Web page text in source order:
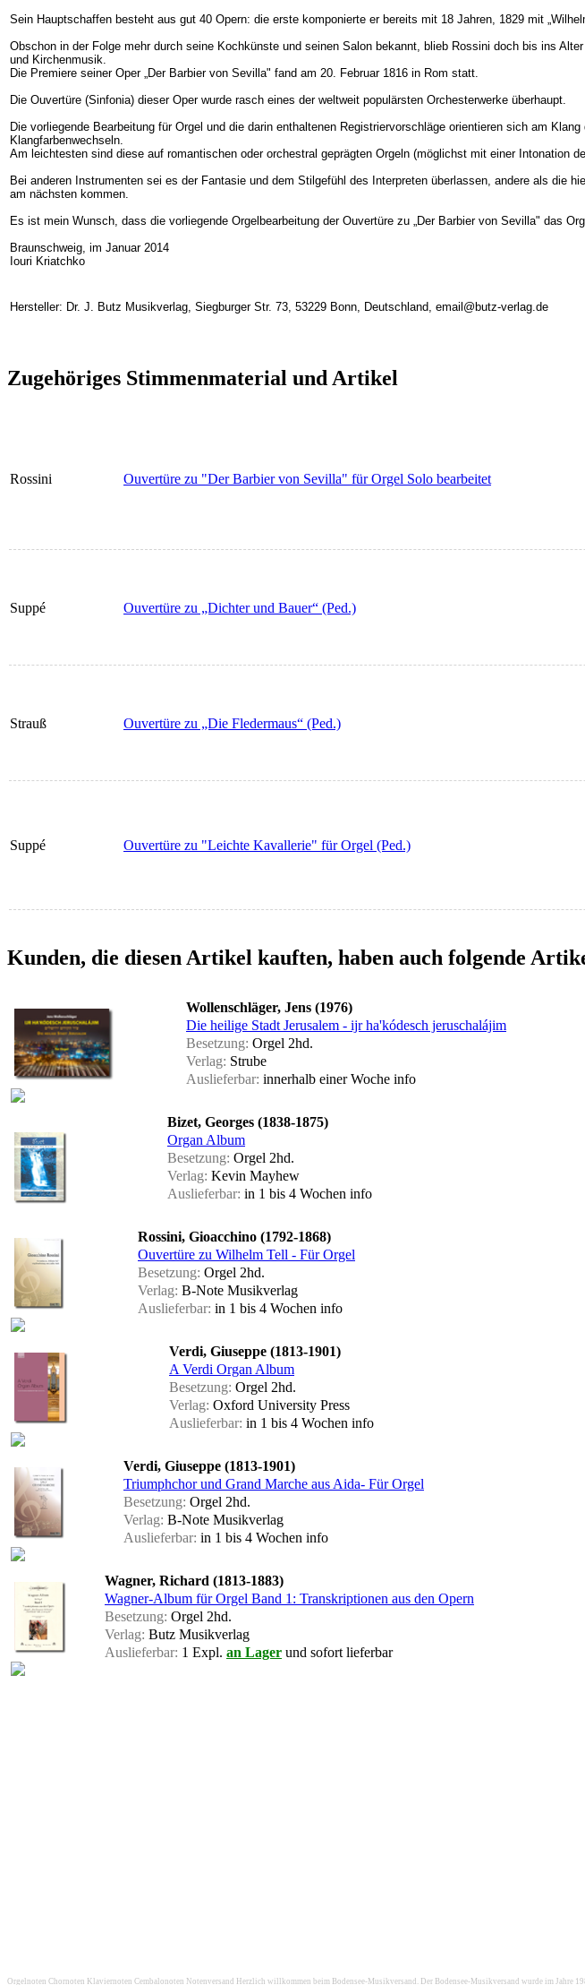
Sein Hauptschaffen besteht aus gut 40 Opern: die erste komponierte er bereits mit 18 Jahren, 1829 mit
Obschon in der Folge mehr durch seine Kochkünste und seinen Salon bekannt, blieb Rossini doch bis ins
und Kirchenmusik.
Die Premiere seiner Oper „Der Barbier von Sevilla" fand am 20. Februar 1816 in Rom statt.
Die Ouvertüre (Sinfonia) dieser Oper wurde rasch eines der weltweit populärsten Orchesterwerke überhaupt.
Die vorliegende Bearbeitung für Orgel und die darin enthaltenen Registriervorschläge orientieren sich am
Klangfarbenwechseln.
Am leichtesten sind diese auf romantischen oder orchestral geprägten Orgeln (möglichst mit einer Intonation
Bei anderen Instrumenten sei es der Fantasie und dem Stilgefühl des Interpreten überlassen, andere als die
am nächsten kommen.
Es ist mein Wunsch, dass die vorliegende Orgelbearbeitung der Ouvertüre zu „Der Barbier von Sevilla" das
Braunschweig, im Januar 2014
Iouri Kriatchko
Hersteller: Dr. J. Butz Musikverlag, Siegburger Str. 73, 53229 Bonn, Deutschland, email@butz-verlag.de
Zugehöriges Stimmenmaterial und Artikel
Rossini Ouvertüre zu "Der Barbier von Sevilla" für Orgel Solo bearbeitet
Suppé Ouvertüre zu „Dichter und Bauer“ (Ped.)
Strauß Ouvertüre zu „Die Fledermaus“ (Ped.)
Suppé Ouvertüre zu "Leichte Kavallerie" für Orgel (Ped.)
Kunden, die diesen Artikel kauften, haben auch folgende
Wollenschläger, Jens (1976)
Die heilige Stadt Jerusalem - ijr ha'kódesch jeruschalájim
Besetzung: Orgel 2hd.
Verlag: Strube
Auslieferbar: innerhalb einer Woche info
Bizet, Georges (1838-1875)
Organ Album
Besetzung: Orgel 2hd.
Verlag: Kevin Mayhew
Auslieferbar: in 1 bis 4 Wochen info
Rossini, Gioacchino (1792-1868)
Ouvertüre zu Wilhelm Tell - Für Orgel
Besetzung: Orgel 2hd.
Verlag: B-Note Musikverlag
Auslieferbar: in 1 bis 4 Wochen info
Verdi, Giuseppe (1813-1901)
A Verdi Organ Album
Besetzung: Orgel 2hd.
Verlag: Oxford University Press
Auslieferbar: in 1 bis 4 Wochen info
Verdi, Giuseppe (1813-1901)
Triumphchor und Grand Marche aus Aida- Für Orgel
Besetzung: Orgel 2hd.
Verlag: B-Note Musikverlag
Auslieferbar: in 1 bis 4 Wochen info
Wagner, Richard (1813-1883)
Wagner-Album für Orgel Band 1: Transkriptionen aus den Opern
Besetzung: Orgel 2hd.
Verlag: Butz Musikverlag
Auslieferbar: 1 Expl. an Lager und sofort lieferbar
Orgelnoten Chornoten Klaviernoten Cembalonoten Notenversand Herzlich willkommen beim Bodensee-Musikversand. Der Bodensee-Musikversand wurde im Jahre